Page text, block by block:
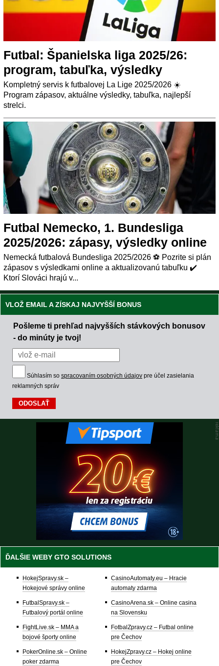
Futbal: Španielska liga 2025/26:
program, tabuľka, výsledky
Kompletný servis k futbalovej La Lige 2025/2026 ☀️
Program zápasov, aktuálne výsledky, tabuľka, najlepší
strelci.
Futbal Nemecko, 1. Bundesliga
2025/2026: zápasy, výsledky online
Nemecká futbalová Bundesliga 2025/2026 ⚽ Pozrite si plán
zápasov s výsledkami online a aktualizovanú tabuľku ✔️
Ktorí Slováci hrajú v...
VLOŽ EMAIL A ZÍSKAJ NAJVYŠŠÍ BONUS
Pošleme ti prehľad najvyšších stávkových bonusov
- do minúty je tvoj!
Súhlasím so spracovaním osobných údajov pre účel zasielania
reklamných správ
ĎALŠIE WEBY GTO SOLUTIONS
HokejSpravy.sk –
Hokejové správy online
FutbalSpravy.sk –
Futbalový portál online
FightLive.sk – MMA a
bojové športy online
PokerOnline.sk – Online
poker zdarma
CasinoAutomaty.eu – Hracie
automaty zdarma
CasinoArena.sk – Online casina
na Slovensku
FotbalZpravy.cz – Futbal online
pre Čechov
HokejZpravy.cz – Hokej online
pre Čechov